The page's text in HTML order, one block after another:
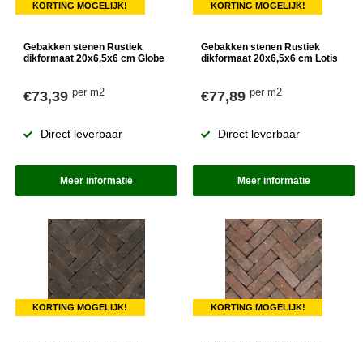
KORTING MOGELIJK!
Gebakken stenen Rustiek
dikformaat 20x6,5x6 cm Globe
€73,39 per m2
Direct leverbaar
Meer informatie
KORTING MOGELIJK!
Gebakken stenen Rustiek
dikformaat 20x6,5x6 cm Lotis
€77,89per m2
Direct leverbaar
Meer informatie
KORTING MOGELIJK! KORTING MOGELIJK!